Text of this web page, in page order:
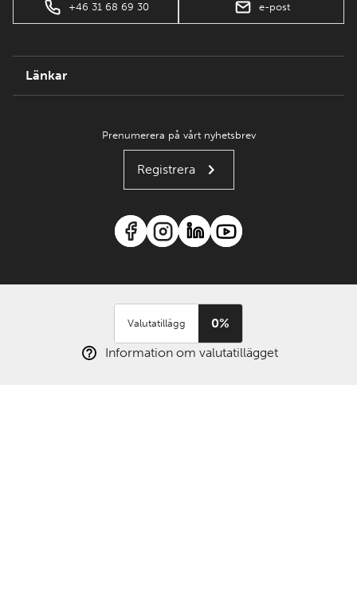
+46 31 68 69 30 e-post
Länkar
Prenumerera på vårt nyhetsbrev
Registrera
Valutatillägg
0%
Information om valutatillägget